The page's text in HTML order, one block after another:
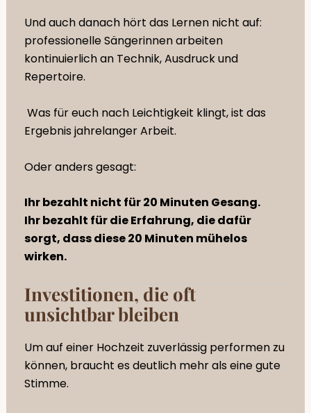
Und auch danach hört das Lernen nicht auf:
professionelle Sängerinnen arbeiten
kontinuierlich an Technik, Ausdruck und
Repertoire.
Was für euch nach Leichtigkeit klingt, ist das
Ergebnis jahrelanger Arbeit.
Oder anders gesagt:
Ihr bezahlt nicht für 20 Minuten Gesang.
Ihr bezahlt für die Erfahrung, die dafür
sorgt, dass diese 20 Minuten mühelos
wirken.
Investitionen, die oft
unsichtbar bleiben
Um auf einer Hochzeit zuverlässig performen zu
können, braucht es deutlich mehr als eine gute
Stimme.